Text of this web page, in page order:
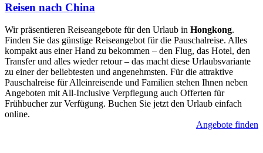
Reisen nach China
Wir präsentieren Reiseangebote für den Urlaub in Hongkong.
Finden Sie das günstige Reiseangebot für die Pauschalreise. Alles
kompakt aus einer Hand zu bekommen – den Flug, das Hotel, den
Transfer und alles wieder retour – das macht diese Urlaubsvariante
zu einer der beliebtesten und angenehmsten. Für die attraktive
Pauschalreise für Alleinreisende und Familien stehen Ihnen neben
Angeboten mit All-Inclusive Verpflegung auch Offerten für
Frühbucher zur Verfügung. Buchen Sie jetzt den Urlaub einfach
online.
Angebote finden